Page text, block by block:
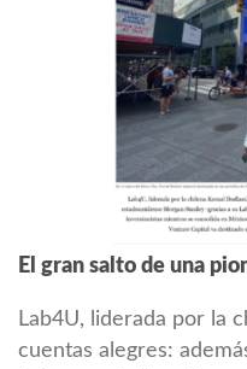
El gran salto de una
Lab4U, liderada por la
cuentas alegres: